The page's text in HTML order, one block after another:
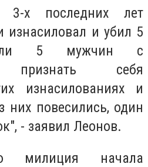
3-х последних лет
изнасиловал и убил 5
5 мужчин с
признать себя
изнасилованиях и
них повесились, один
- заявил Леонов.
милиция начала